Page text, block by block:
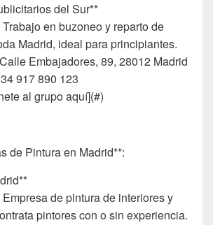
del Sur**
en buzoneo y reparto de
Madrid, ideal para principiantes.
Embajadores, 89, 28012 Madrid
917 890 123
al grupo aquí](#)
de Pintura en Madrid**:
de pintura de interiores y
pintores con o sin experiencia.